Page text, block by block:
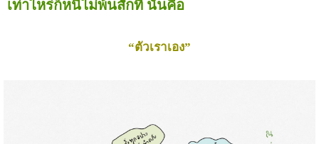
เท่าไหร่ก็หนีไม่พ้นสักที นั้นคือ
“ตัวเราเอง”